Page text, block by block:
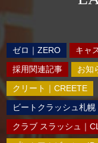
ゼロ｜ZERO キャ
採用関連記事
お知
クリート｜CREETE
ビートクラッシュ札
クラブ スラッシュ｜